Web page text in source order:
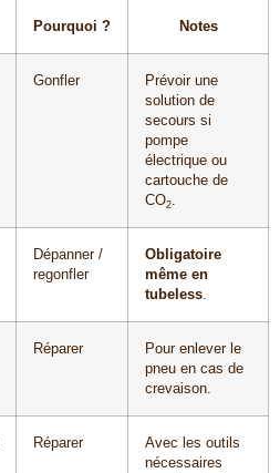
Pourquoi ? Notes
Gonfler
Prévoir une
solution de
secours si
pompe
électrique ou
cartouche de
CO2.
Dépanner /
regonfler
Obligatoire
même en
tubeless.
Réparer
Pour enlever le
pneu en cas de
crevaison.
Réparer
Avec les outils
nécessaires